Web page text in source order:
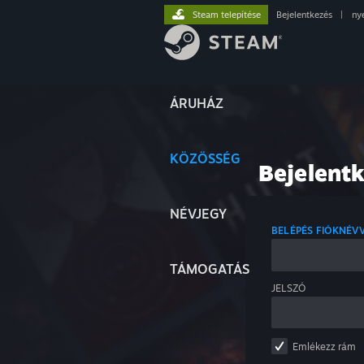
ÁRUHÁZ
KÖZÖSSÉG
NÉVJEGY
TÁMOGATÁS
Steam telepítése Bejelentkezés
BELÉPÉS
JELSZÓ
Emlékezz rám